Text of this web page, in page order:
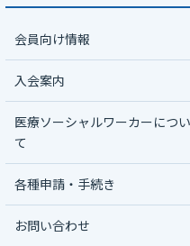
会員向け情報
入会案内
医療ソーシャルワーカーについ
て
各種申請・手続き
お問い合わせ